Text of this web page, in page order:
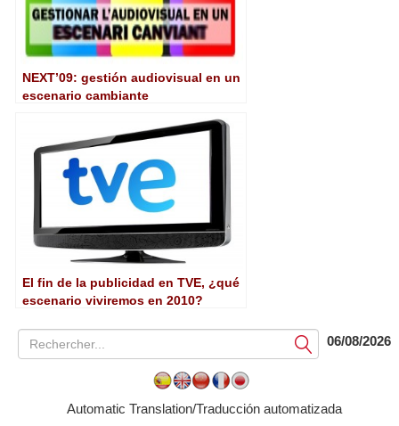
NEXT’09: gestión audiovisual en un
escenario cambiante
El fin de la publicidad en TVE, ¿qué
escenario viviremos en 2010?
Soumettre06/08/2026
Automatic Translation/Traducción automatizada